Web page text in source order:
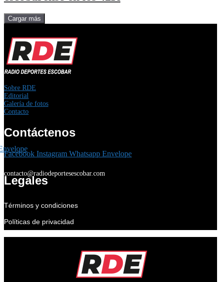
Cargar más
Sobre RDE
Editorial
Galería de fotos
Contacto
Contáctenos
Facebook Instagram Whatsapp Envelope
contacto@radiodeportesescobar.com
Legales
Términos y condiciones
Políticas de privacidad